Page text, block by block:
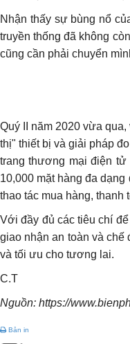
Nhận thấy sự bùng nổ
truyền thống đã không
cũng cần phải chuyển
Quý II năm 2020 vừa
thị" thiết bị và giải pháp
trang thương mại điện
10,000 mặt hàng đa
thao tác mua hàng, thanh
Với đầy đủ các tiêu chí
giao nhận an toàn và chế
và tối ưu cho tương lai.
C.T
Nguồn: https://
Bản in